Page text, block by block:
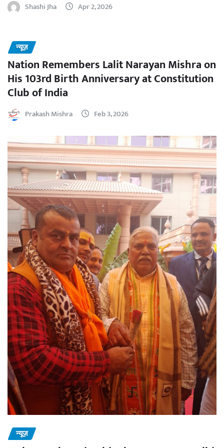
Shashi Jha Apr 2, 2026
न्यूज़
Nation Remembers Lalit Narayan Mishra on
His 103rd Birth Anniversary at Constitution
Club of India
Prakash Mishra Feb 3, 2026
न्यूज़